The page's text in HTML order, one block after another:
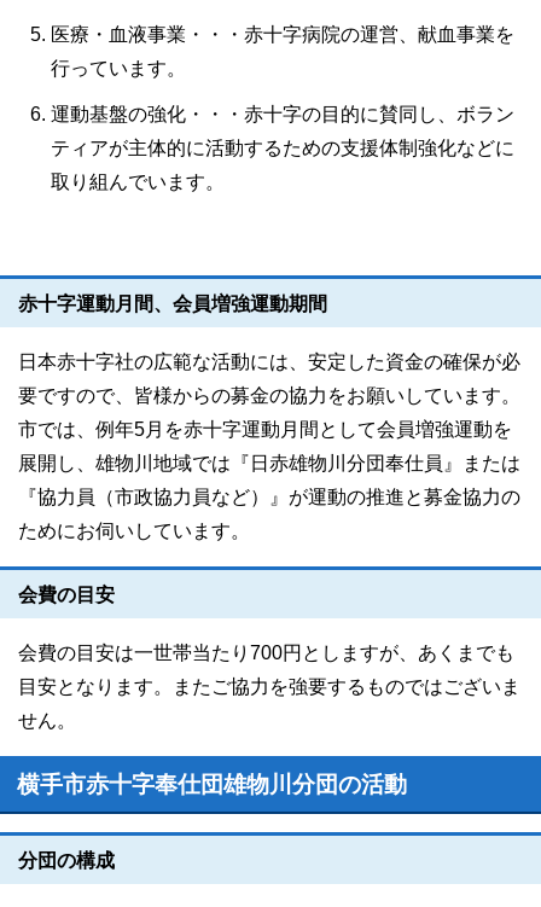
医療・血液事業・・・赤十字病院の運営、献血事業を
行っています。
運動基盤の強化・・・赤十字の目的に賛同し、ボラン
ティアが主体的に活動するための支援体制強化などに
取り組んでいます。
赤十字運動月間、会員増強運動期間
日本赤十字社の広範な活動には、安定した資金の確保が必
要ですので、皆様からの募金の協力をお願いしています。
市では、例年5月を赤十字運動月間として会員増強運動を
展開し、雄物川地域では『日赤雄物川分団奉仕員』または
『協力員（市政協力員など）』が運動の推進と募金協力の
ためにお伺いしています。
会費の目安
会費の目安は一世帯当たり700円としますが、あくまでも
目安となります。またご協力を強要するものではございま
せん。
横手市赤十字奉仕団雄物川分団の活動
分団の構成